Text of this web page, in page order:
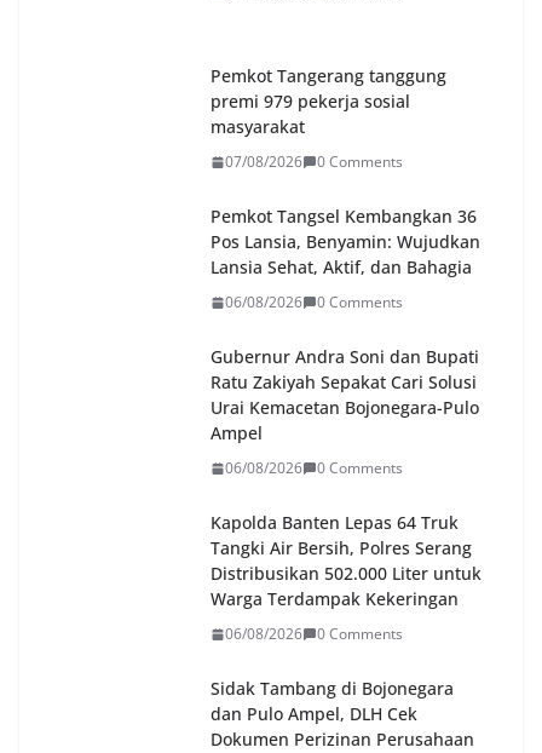
Pemkot Tangerang tanggung
premi 979 pekerja sosial
masyarakat
07/08/2026 0 Comments
Pemkot Tangsel Kembangkan 36
Pos Lansia, Benyamin: Wujudkan
Lansia Sehat, Aktif, dan Bahagia
06/08/2026 0 Comments
Gubernur Andra Soni dan Bupati
Ratu Zakiyah Sepakat Cari Solusi
Urai Kemacetan Bojonegara-Pulo
Ampel
06/08/2026 0 Comments
Kapolda Banten Lepas 64 Truk
Tangki Air Bersih, Polres Serang
Distribusikan 502.000 Liter untuk
Warga Terdampak Kekeringan
06/08/2026 0 Comments
Sidak Tambang di Bojonegara
dan Pulo Ampel, DLH Cek
Dokumen Perizinan Perusahaan